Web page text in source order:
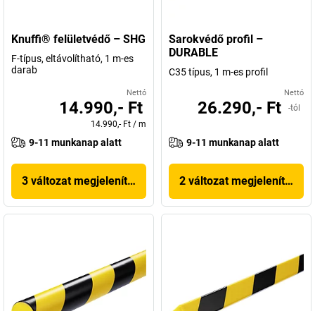
Knuffi® felületvédő – SHG
F-típus, eltávolítható, 1 m-es
darab
Nettó
14.990,- Ft
14.990,- Ft / m
9-11 munkanap alatt
3 változat megjelenítése
Sarokvédő profil –
DURABLE
C35 típus, 1 m-es profil
Nettó
26.290,- Ft -tól
9-11 munkanap alatt
2 változat megjelenítése